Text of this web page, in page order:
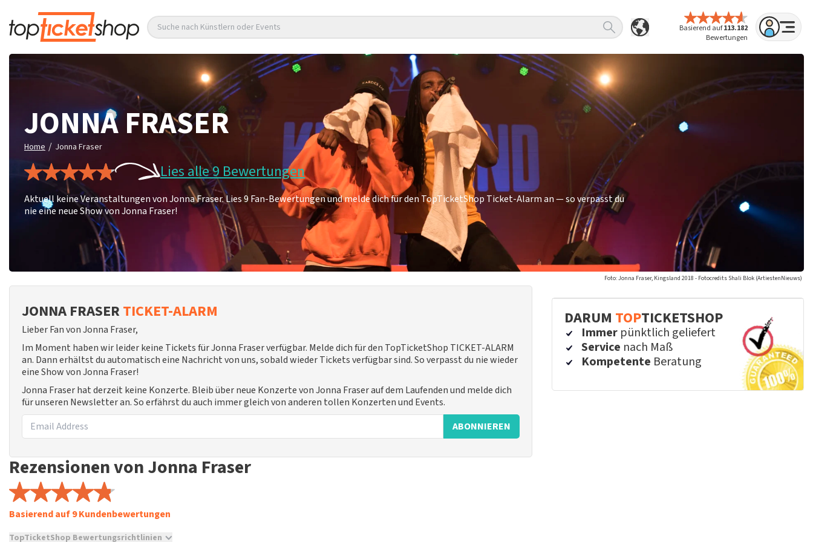
Basierend auf113.182
Bewertungen
Suche nach Künstlern oder Events
JONNA FRASER
Home / Jonna Fraser
Lies alle 9 Bewertungen
Aktuell keine Veranstaltungen von Jonna Fraser. Lies 9 Fan-Bewertungen und melde dich für den TopTicketShop Ticket-Alarm an — so verpasst du
nie eine neue Show von Jonna Fraser!
Foto: Jonna Fraser, Kingsland 2018 - Fotocredits Shali Blok (ArtiestenNieuws)
JONNA FRASER TICKET-ALARM
Lieber Fan von Jonna Fraser,
Im Moment haben wir leider keine Tickets für Jonna Fraser verfügbar. Melde dich für den TopTicketShop TICKET-ALARM
an. Dann erhältst du automatisch eine Nachricht von uns, sobald wieder Tickets verfügbar sind. So verpasst du nie wieder
eine Show von Jonna Fraser!
Jonna Fraser hat derzeit keine Konzerte. Bleib über neue Konzerte von Jonna Fraser auf dem Laufenden und melde dich
für unseren Newsletter an. So erfährst du auch immer gleich von anderen tollen Konzerten und Events.
ABONNIEREN
Rezensionen von Jonna Fraser
Basierend auf 9 Kundenbewertungen
TopTicketShop Bewertungsrichtlinien
DARUM TOPTICKETSHOP
Immer pünktlich geliefert
Service nach Maß
Kompetente Beratung